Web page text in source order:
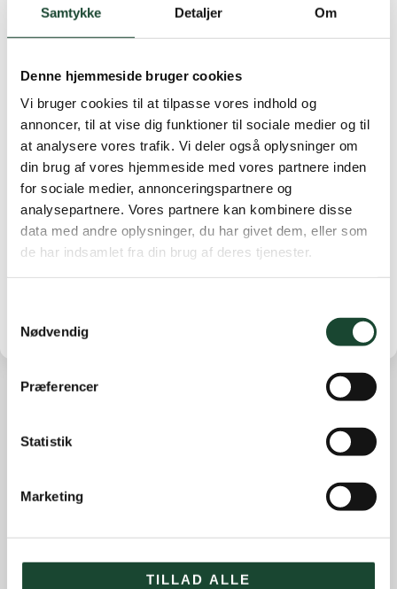
Samtykke Detaljer Om
Denne hjemmeside bruger cookies
Vi bruger cookies til at tilpasse vores indhold og
annoncer, til at vise dig funktioner til sociale medier og til
at analysere vores trafik. Vi deler også oplysninger om
din brug af vores hjemmeside med vores partnere inden
for sociale medier, annonceringspartnere og
analysepartnere. Vores partnere kan kombinere disse
data med andre oplysninger, du har givet dem, eller som
de har indsamlet fra din brug af deres tjenester.
Nødvendig
Præferencer
Statistik
Marketing
TILLAD ALLE
I næste uge (uge 35) propprikkes Par 3 banens greens.
I uge 36 (2. til 4. september) prikkes den store banes
tager 6 huller om dagen og at arbejdet udføres
mandag, tirsdag og onsdag afhængigt af vejret.
Forvent store forstyrrelser af spilleoverfladen imens
arbejdet udføres. Unormale spilleoverflader vil
forekomme i 7-10 dage efterfølgende.
Fairways eftersås ligeledes i september, men det vil
Hus- og restauration